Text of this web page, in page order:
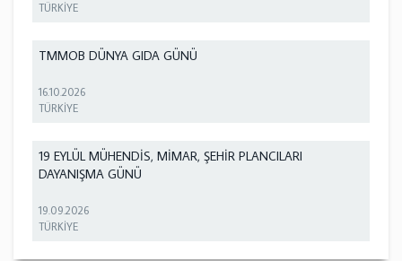
TÜRKİYE
TMMOB DÜNYA GIDA GÜNÜ
16.10.2026
TÜRKİYE
19 EYLÜL MÜHENDİS, MİMAR, ŞEHİR PLANCILARI
DAYANIŞMA GÜNÜ
19.09.2026
TÜRKİYE